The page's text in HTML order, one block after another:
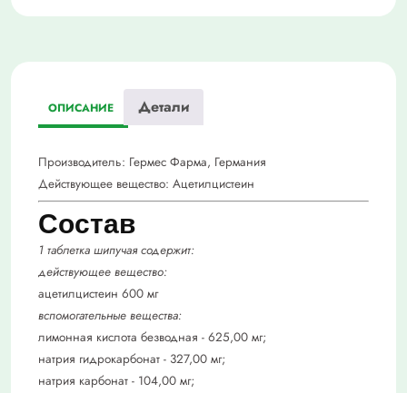
ОПИСАНИЕ Детали
Производитель: Гермес Фарма, Германия
Действующее вещество: Ацетилцистеин
Состав
1 таблетка шипучая содержит:
действующее вещество:
ацетилцистеин 600 мг
вспомогательные вещества:
лимонная кислота безводная - 625,00 мг;
натрия гидрокарбонат - 327,00 мг;
натрия карбонат - 104,00 мг;